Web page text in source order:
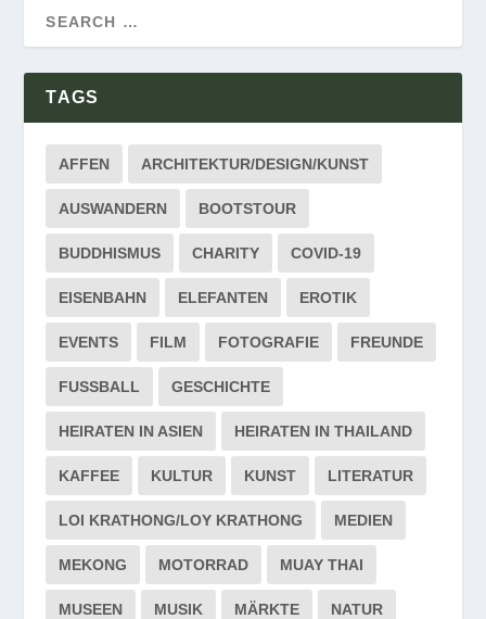
TAGS
AFFEN ARCHITEKTUR/DESIGN/KUNST
AUSWANDERN BOOTSTOUR
BUDDHISMUS CHARITY COVID-19
EISENBAHN ELEFANTEN EROTIK
EVENTS FILM FOTOGRAFIE FREUNDE
FUSSBALL GESCHICHTE
HEIRATEN IN ASIEN HEIRATEN IN THAILAND
KAFFEE KULTUR KUNST LITERATUR
LOI KRATHONG/LOY KRATHONG MEDIEN
MEKONG MOTORRAD MUAY THAI
MUSEEN MUSIK MÄRKTE NATUR